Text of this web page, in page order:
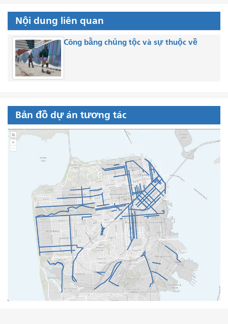
Nội dung liên quan
Công bằng chủng tộc và sự thuộc về
Bản đồ dự án tương tác